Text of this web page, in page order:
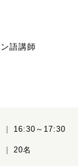
語講師
16:30～17:30
20名